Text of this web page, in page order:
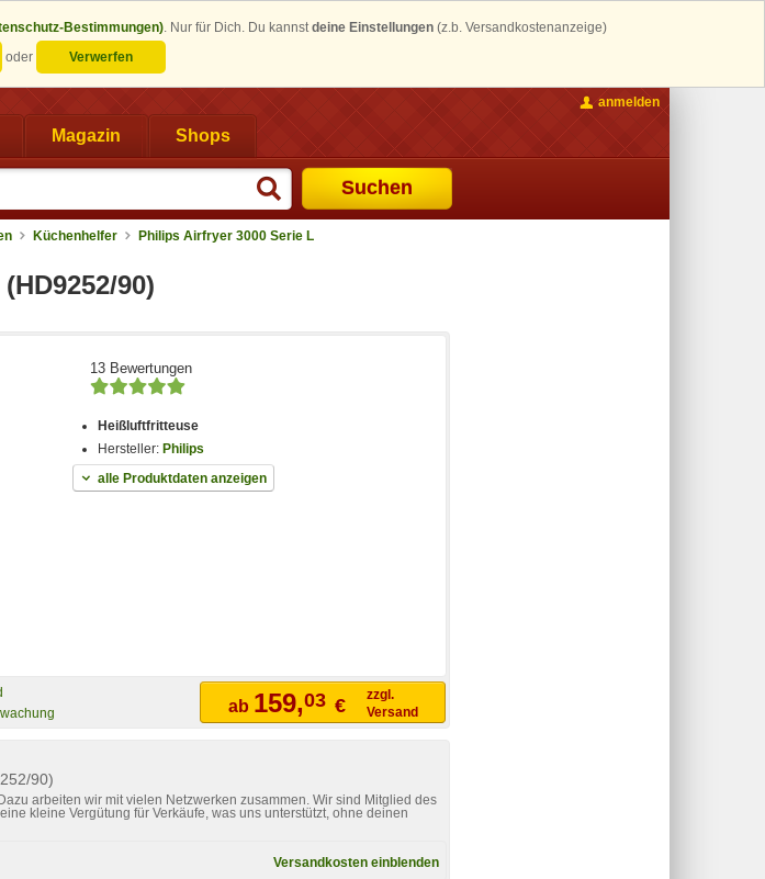
Bestimmungen). Nur für Dich. Du kannstdeine Einstellungen (z.b. Versandkostenanzeige)
oder Verwerfen
Magazin Shops
Suchen
anmelden
Küchenhelfer
Philips Airfryer 3000 Serie L
90)
13 Bewertungen
Heißluftfritteuse
Hersteller: Philips
alle Produktdaten anzeigen
ab 159,03 €
zzgl.
Versand
90)
arbeiten wir mit vielen Netzwerken zusammen. Wir sind Mitglied des
kleine Vergütung für Verkäufe, was uns unterstützt, ohne deinen
Versandkosten einblenden